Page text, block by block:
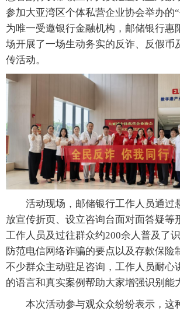
参加大亚湾区个体私营企业协会举办的
为唯一受邀银行金融机构，邮储银行惠
场开展了一场生动务实的反诈、反假币
传活动。
活动现场，邮储银行工作人员通过
放宣传折页、设立咨询台面对面答疑等
工作人员及过往群众约200余人普及了
防范电信网络诈骗的要点以及存款保险
不少群众主动驻足咨询，工作人员耐心
的语言和真实案例帮助大家增强识别能
本次活动参与观众众纷纷表示，这